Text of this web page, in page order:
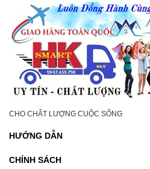
CHO CHẤT LƯỢNG CUỘC SỐNG
HƯỚNG DẪN
CHÍNH SÁCH